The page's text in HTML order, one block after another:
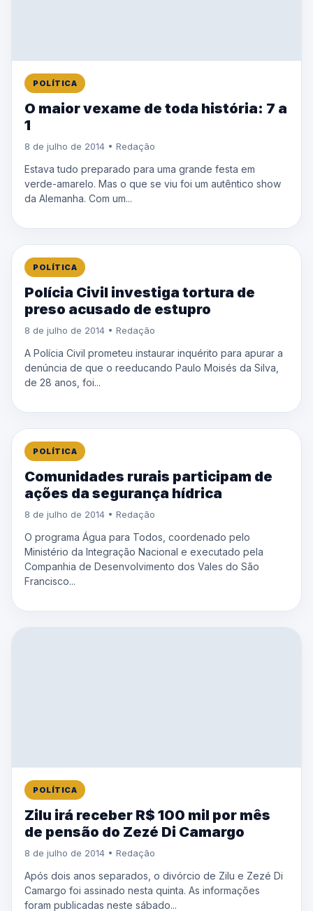
POLÍTICA
O maior vexame de toda história: 7 a
1
8 de julho de 2014 • Redação
Estava tudo preparado para uma grande festa em
verde-amarelo. Mas o que se viu foi um autêntico show
da Alemanha. Com um...
POLÍTICA
Polícia Civil investiga tortura de
preso acusado de estupro
8 de julho de 2014 • Redação
A Polícia Civil prometeu instaurar inquérito para apurar a
denúncia de que o reeducando Paulo Moisés da Silva,
de 28 anos, foi...
POLÍTICA
Comunidades rurais participam de
ações da segurança hídrica
8 de julho de 2014 • Redação
O programa Água para Todos, coordenado pelo
Ministério da Integração Nacional e executado pela
Companhia de Desenvolvimento dos Vales do São
Francisco...
POLÍTICA
Zilu irá receber R$ 100 mil por mês
de pensão do Zezé Di Camargo
8 de julho de 2014 • Redação
Após dois anos separados, o divórcio de Zilu e Zezé Di
Camargo foi assinado nesta quinta. As informações
foram publicadas neste sábado...